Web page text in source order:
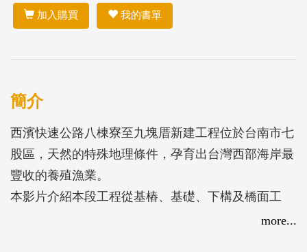
加入購買 我的書單
簡介
西濱快速公路八棟寮至九塊厝新建工程位於台南市七
股區，天然的特殊地理條件，孕育出台灣西部海岸最
豐收的養殖漁業。
本影片介紹本段工程從基樁、基礎、下構及橋面工
程，皆採高標準的品管與友善環境工法，保護環境與
more...